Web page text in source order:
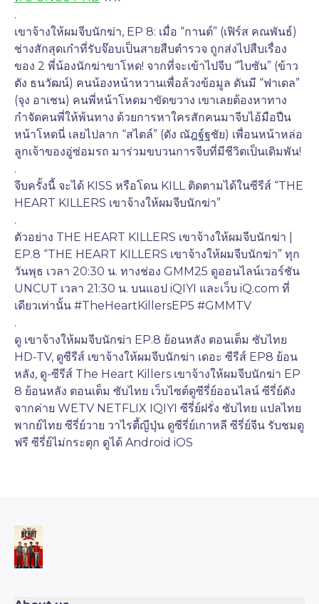
.
เขาจ้างให้ผมจีบนักฆ่า, EP 8: เมื่อ “กานต์” (เฟิร์ส คณพันธ์)
ช่างสักสุดเก๋าที่รับจ๊อบเป็นสายสืบตำรวจ ถูกส่งไปสืบเรื่อง
ของ 2 พี่น้องนักฆ่าขาโหด! จากที่จะเข้าไปจีบ “ไบซัน” (ข้าว
ตัง ธนวัฒน์) คนน้องหน้าหวานเพื่อล้วงข้อมูล ดันมี “ฟาเดล”
(จุง อาเชน) คนพี่หน้าโหดมาขัดขวาง เขาเลยต้องหาทาง
กำจัดคนพี่ให้พ้นทาง ด้วยการหาใครสักคนมาจีบไอ้มือปืน
หน้าโหดนี่ เลยไปลาก “สไตล์” (ดัง ณัฎฐ์ฐชัย) เพื่อนหน้าหล่อ
ลูกเจ้าของอู่ซ่อมรถ มาร่วมขบวนการจีบที่มีชีวิตเป็นเดิมพัน!
.
จีบครั้งนี้ จะได้ KISS หรือโดน KILL ติดตามได้ในซีรีส์ “THE
HEART KILLERS เขาจ้างให้ผมจีบนักฆ่า”
.
ตัวอย่าง THE HEART KILLERS เขาจ้างให้ผมจีบนักฆ่า |
EP.8 “THE HEART KILLERS เขาจ้างให้ผมจีบนักฆ่า” ทุก
วันพุธ เวลา 20:30 น. ทางช่อง GMM25 ดูออนไลน์เวอร์ชัน
UNCUT เวลา 21:30 น. บนแอป iQIYI และเว็บ iQ.com ที่
เดียวเท่านั้น #TheHeartKillersEP5 #GMMTV
.
ดู เขาจ้างให้ผมจีบนักฆ่า EP.8 ย้อนหลัง ตอนเต็ม ซับไทย
HD-TV, ดูซีรีส์ เขาจ้างให้ผมจีบนักฆ่า เดอะ ซีรีส์ EP8 ย้อน
หลัง, ดู-ซีรีส์ The Heart Killers เขาจ้างให้ผมจีบนักฆ่า EP
8 ย้อนหลัง ตอนเต็ม ซับไทย เว็บไซต์ดูซีรี่ย์ออนไลน์ ซีรี่ย์ดัง
จากค่าย WETV NETFLIX IQIYI ซีรี่ย์ฝรั่ง ซับไทย แปลไทย
พากย์ไทย ซีรี่ย์วาย วาไรตี้ญีปุ่น ดูซีรี่ย์เกาหลี ซีรี่ย์จีน รับชมดู
ฟรี ซีรี่ย์ไม่กระตุก ดูได้ Android iOS